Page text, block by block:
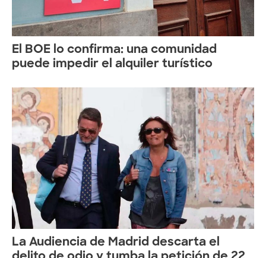
El BOE lo confirma: una comunidad
puede impedir el alquiler turístico
La Audiencia de Madrid descarta el